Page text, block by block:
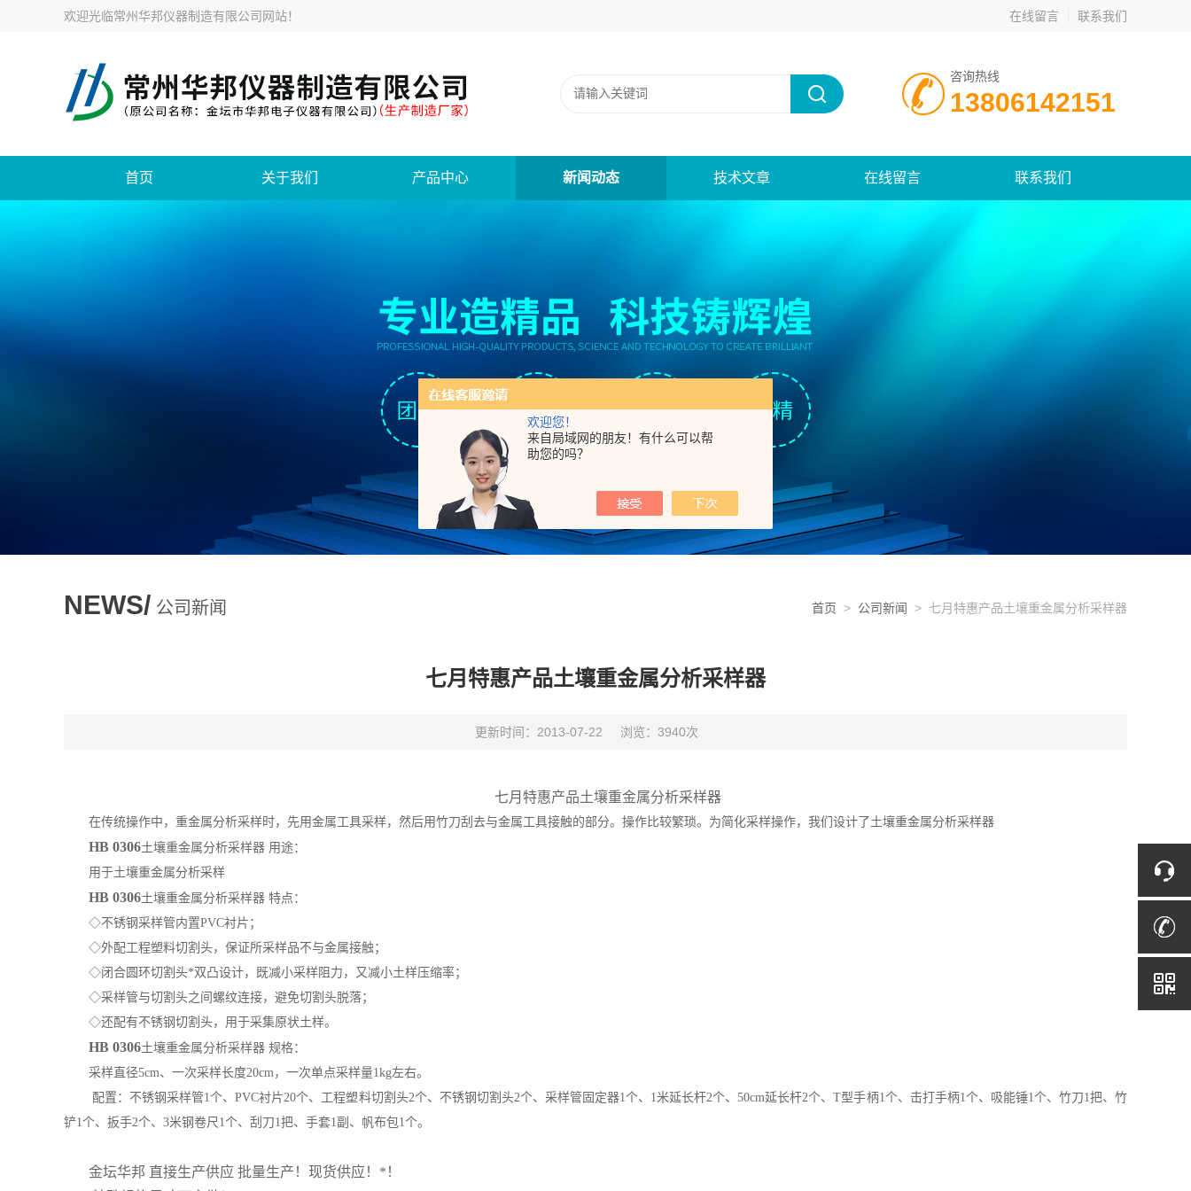
欢迎您！
来自局域网的朋友！有什么可以帮
助您的吗？
欢迎光临常州华邦仪器制造有限公司网站！ 在线留言 联系我们
咨询热线
13806142151
首页 关于我们 产品中心 新闻动态 技术文章 在线留言 联系我们
NEWS/ 公司新闻 首页 > 公司新闻 > 七月特惠产品土壤重金属分析采样器
七月特惠产品土壤重金属分析采样器
更新时间：2013-07-22 浏览：3940次
七月特惠产品土壤重金属分析采样器
在传统操作中，重金属分析采样时，先用金属工具采样，然后用竹刀刮去与金属工具接触的部分。操作比较繁琐。为简化采样操作，我们设计了土壤重金属分析采样器
HB 0306土壤重金属分析采样器 用途：
用于土壤重金属分析采样
HB 0306土壤重金属分析采样器 特点：
◇不锈钢采样管内置PVC衬片；
◇外配工程塑料切割头，保证所采样品不与金属接触；
◇闭合圆环切割头*双凸设计，既减小采样阻力，又减小土样压缩率；
◇采样管与切割头之间螺纹连接，避免切割头脱落；
◇还配有不锈钢切割头，用于采集原状土样。
HB 0306土壤重金属分析采样器 规格：
采样直径5cm、一次采样长度20cm，一次单点采样量1kg左右。
配置：不锈钢采样管1个、PVC衬片20个、工程塑料切割头2个、不锈钢切割头2个、采样管固定器1个、 1米延长杆2个、50cm延长杆2个、T型手柄1个、击打手柄1个、吸能锤1个、竹刀1把、竹
铲1个、扳手2个、3米钢卷尺1个、刮刀1把、手套1副、帆布包1个。
金坛华邦 直接生产供应 批量生产！现货供应！*！